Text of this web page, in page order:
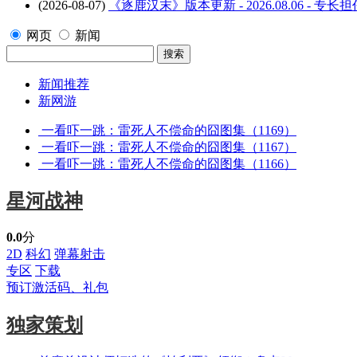
(2026-08-07)
《逐鹿汉末》版本更新 - 2026.08.06 - 专长
网页 新闻
新闻推荐
新网游
一看吓一跳：雷死人不偿命的囧图集（1169）
一看吓一跳：雷死人不偿命的囧图集（1167）
一看吓一跳：雷死人不偿命的囧图集（1166）
星河战神
0.0分
2D 科幻 弹幕射击
专区 下载
预订激活码、礼包
独家策划